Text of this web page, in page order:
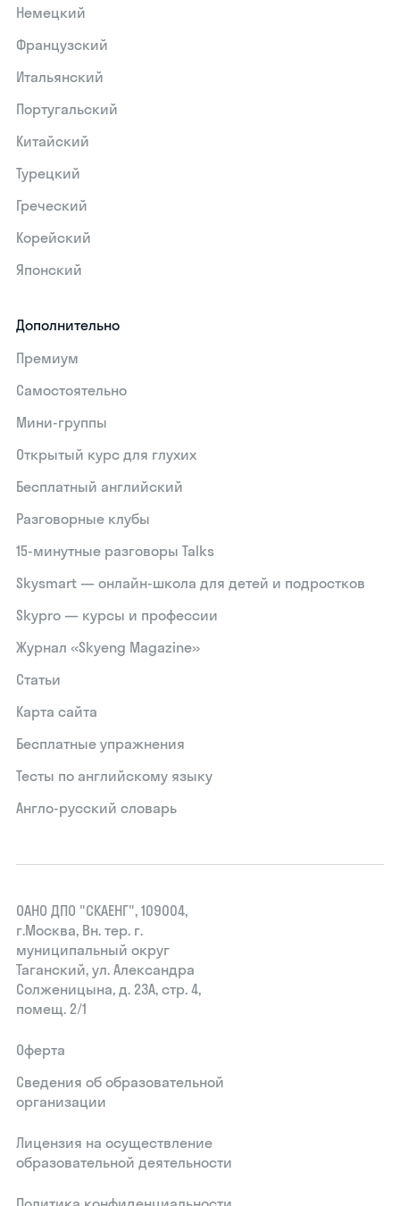
Немецкий
Французский
Итальянский
Португальский
Китайский
Турецкий
Греческий
Корейский
Японский
Дополнительно
Премиум
Самостоятельно
Мини-группы
Открытый курс для глухих
Бесплатный английский
Разговорные клубы
15‑минутные разговоры Talks
Skysmart — онлайн-школа для детей и подростков
Skypro — курсы и профессии
Журнал «Skyeng Magazine»
Статьи
Карта сайта
Бесплатные упражнения
Тесты по английскому языку
Англо-русский словарь
ОАНО ДПО "СКАЕНГ", 109004,
г.Москва, Вн. тер. г.
муниципальный округ
Таганский, ул. Александра
Солженицына, д. 23А, стр. 4,
помещ. 2/1
Оферта
Сведения об образовательной
организации
Лицензия на осуществление
образовательной деятельности